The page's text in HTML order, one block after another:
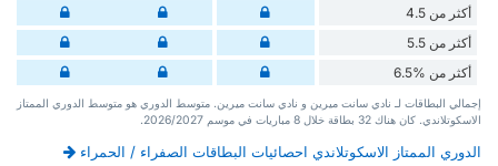
أكثر من 4.5
أكثر من 5.5
أكثر من %6.5
إجمالي البطاقات لـ نادي سانت ميرين و نادي سانت ميرين. متوسط الدوري هو متوسط الدوري الممتاز
الاسكوتلاندي. كان هناك 32 بطاقة ‏خلال 8 مباريات في موسم 2026/2027.
الدوري الممتاز الاسكوتلاندي احصائيات البطاقات الصفراء / الحمراء